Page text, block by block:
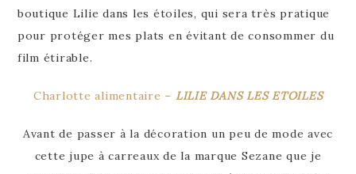
boutique Lilie dans les étoiles, qui sera très pratique
pour protéger mes plats en évitant de consommer du
film étirable.
Charlotte alimentaire – LILIE DANS LES ETOILES
Avant de passer à la décoration un peu de mode avec
cette jupe à carreaux de la marque Sezane que je